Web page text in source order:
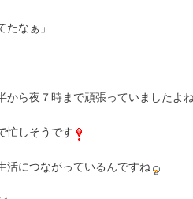
たなぁ」
から夜７時まで頑張っていましたよ
忙しそうです
活につながっているんですね